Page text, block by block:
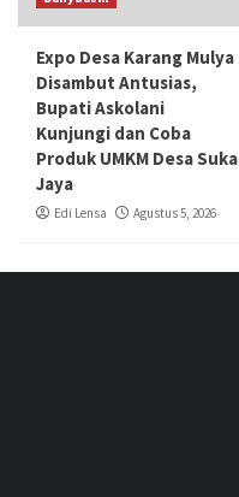
Expo Desa Karang Mulya
Disambut Antusias,
Bupati Askolani
Kunjungi dan Coba
Produk UMKM Desa Suka
Jaya
Edi Lensa Agustus 5, 2026